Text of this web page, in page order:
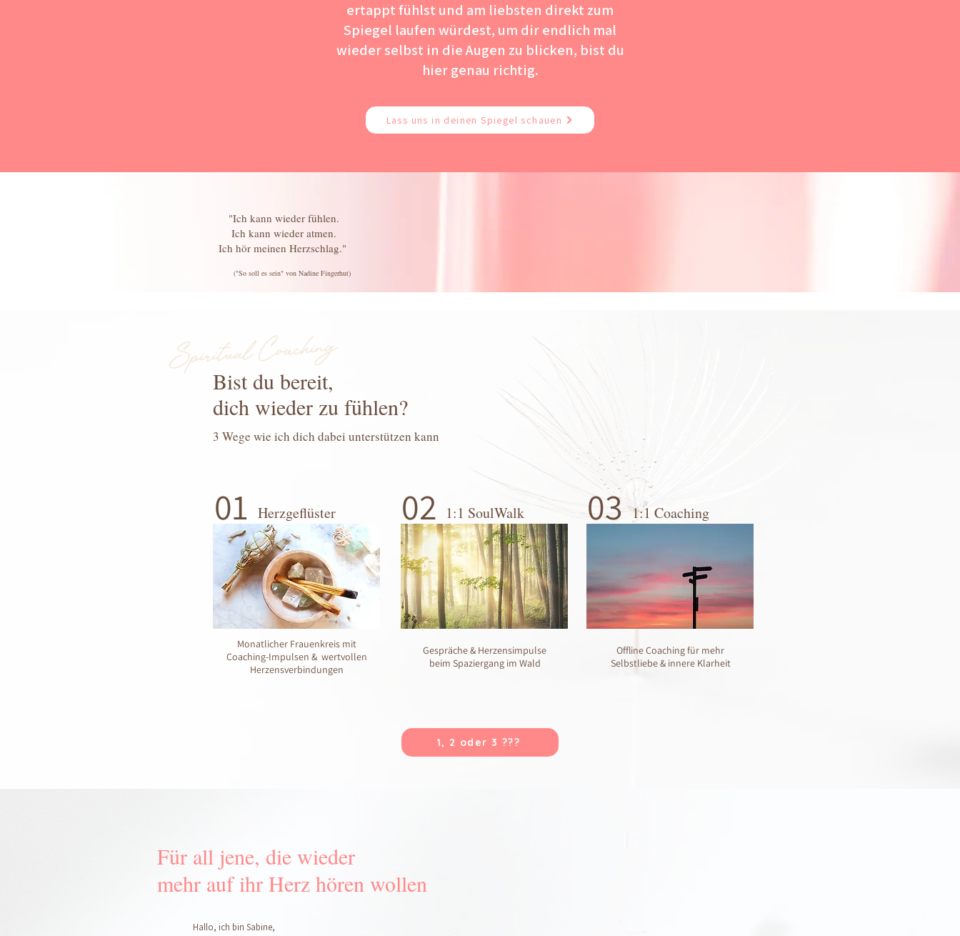
ertappt fühlst und am liebsten direkt zum
Spiegel laufen würdest, um dir endlich mal
wieder selbst in die Augen zu blicken, bist du
hier genau richtig.
Lass uns in deinen Spiegel schauen
"Ich kann wieder fühlen.
Ich kann wieder atmen.
Ich hör meinen Herzschlag."
("So soll es sein" von Nadine Fingerhut)
Spiritual Coaching
Bist du bereit,
dich wieder zu fühlen?
3 Wege wie ich dich dabei unterstützen kann
​Herzgeflüster
Monatlicher Frauenkreis mit
Coaching-Impulsen & wertvollen
Herzensverbindungen
01 1:1 SoulWalk
Gespräche & Herzensimpulse
beim Spaziergang im Wald
02 1:1 Coaching
Offline Coaching für mehr
Selbstliebe & innere Klarheit
03
1, 2 oder 3 ???
Für all jene, die wieder
mehr auf ihr Herz hören wollen
Hallo, ich bin Sabine,